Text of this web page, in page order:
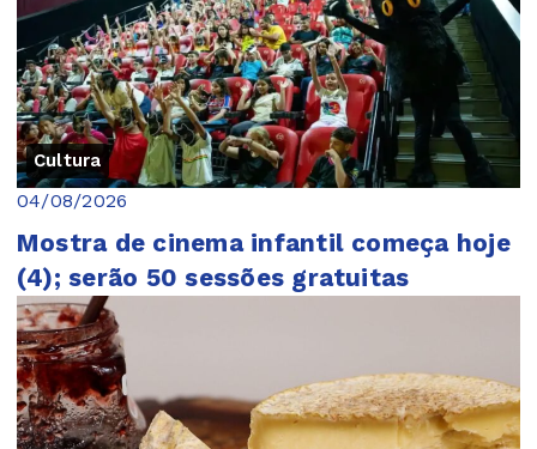
Cultura
04/08/2026
Mostra de cinema infantil começa hoje
(4); serão 50 sessões gratuitas